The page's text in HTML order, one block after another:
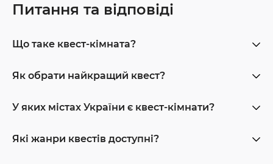
Питання та відповіді
Що таке квест-кімната?
Як обрати найкращий квест?
У яких містах України є квест-кімнати?
Які жанри квестів доступні?